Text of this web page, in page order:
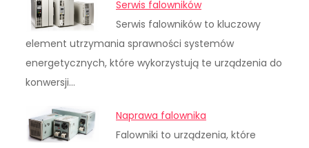
Serwis falowników
Serwis falowników to kluczowy
element utrzymania sprawności systemów
energetycznych, które wykorzystują te urządzenia do
konwersji…
Naprawa falownika
Falowniki to urządzenia, które